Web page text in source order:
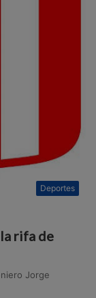
Deportes
rifa de
Jorge